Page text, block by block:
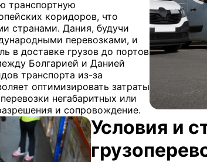
транспортную
коридоров, что
странами. Дания, будучи
перевозками, и
в доставке грузов до портов
Болгарией и Данией
транспорта из-за
оптимизировать затраты
негабаритных или
и сопровождение.
Условия и